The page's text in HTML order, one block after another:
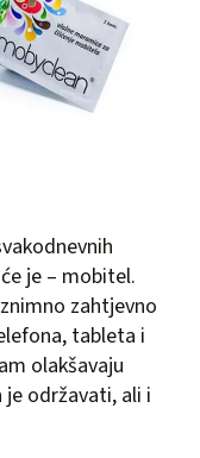
je – mobitel.
zahtjevno
tableta i
olakšavaju
je održavati, ali i